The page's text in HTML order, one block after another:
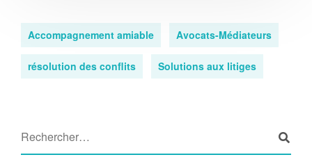
Accompagnement amiable Avocats-Médiateurs
résolution des conflits Solutions aux litiges